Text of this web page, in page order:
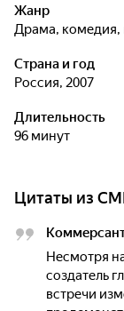
Жанр
драма,
Страна и год
Россия, 2007
Длительность
96 минут
Цитаты из
Несмотря
создатель
встречи